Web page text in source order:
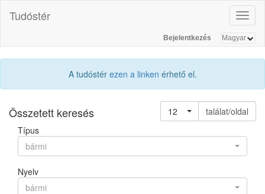
Tudóstér
Bejelentkezés
A tudóstér ezen a linken érhető el.
Összetett keresés 12
találat/oldal
Típus
bármi
Nyelv
bármi